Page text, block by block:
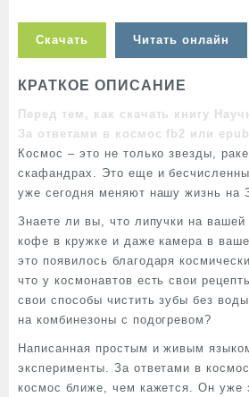
Скачать Читать онлайн
КРАТКОЕ ОПИСАНИЕ
Перед тем, как скачать книгу
За ответами в космос fb2 или
Космос – это не только звезды,
скафандрах. Это еще и
уже сегодня меняют нашу жизнь на
Знаете ли вы, что липучки на вашей
кофе в кружке и даже камера в
это появилось благодаря
что у космонавтов есть свои
свои способы чистить зубы без
на комбинезоны с подогревом?
Написанная простым и живым
эксперименты. За ответами в
космос ближе, чем кажется. Он уже